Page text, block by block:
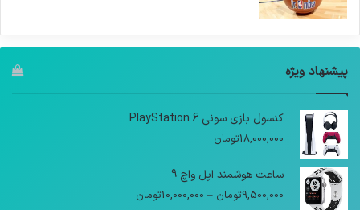
پیشنهاد ویژه
کنسول بازی سونی PlayStation 6
18,000,000تومان
ساعت هوشمند اپل واچ 9
9,500,000تومان –
10,000,000تومان